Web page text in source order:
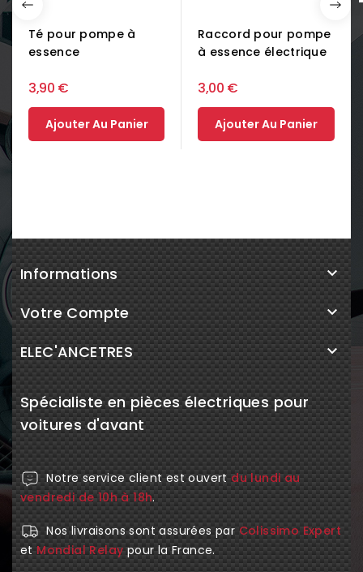
Té pour pompe à
essence
3,90 €
Ajouter Au Panier
Raccord pour pompe
à essence électrique
3,00 €
Ajouter Au Panier
Informations 
Votre Compte 
ELEC'ANCETRES 
Spécialiste en pièces électriques pour
voitures d'avant
Notre service client est ouvertdu lundi au
vendredi de 10h à 18h.
Nos livraisons sont assurées par Colissimo Expert
etMondial Relaypour la France.